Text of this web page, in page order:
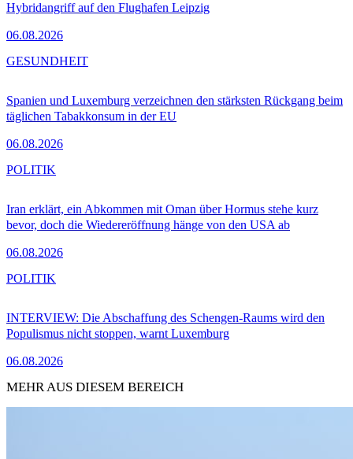
Hybridangriff auf den Flughafen Leipzig
06.08.2026
Spanien und Luxemburg verzeichnen den stärksten Rückgang beim
täglichen Tabakkonsum in der EU
06.08.2026
GESUNDHEIT
Iran erklärt, ein Abkommen mit Oman über Hormus stehe kurz
bevor, doch die Wiedereröffnung hänge von den USA ab
06.08.2026
POLITIK
INTERVIEW: Die Abschaffung des Schengen-Raums wird den
Populismus nicht stoppen, warnt Luxemburg
06.08.2026
POLITIK
MEHR AUS DIESEM BEREICH